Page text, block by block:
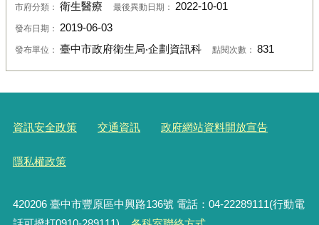
市府分類： 衛生醫療 最後異動日期： 2022-10-01
發布日期： 2019-06-03
發布單位： 臺中市政府衛生局‧企劃資訊科 點閱次數： 831
資訊安全政策 交通資訊 政府網站資料開放宣告
隱私權政策
420206臺中市豐原區中興路136號 電話：04-22289111(行動電